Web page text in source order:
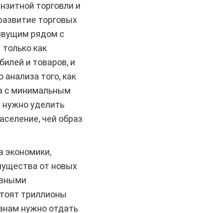
торговли и
торговых
рядом с
как
и товаров, и
того, как
с минимальным
уделить
чей образ
экономики,
от новых
триллионы
нужно отдать